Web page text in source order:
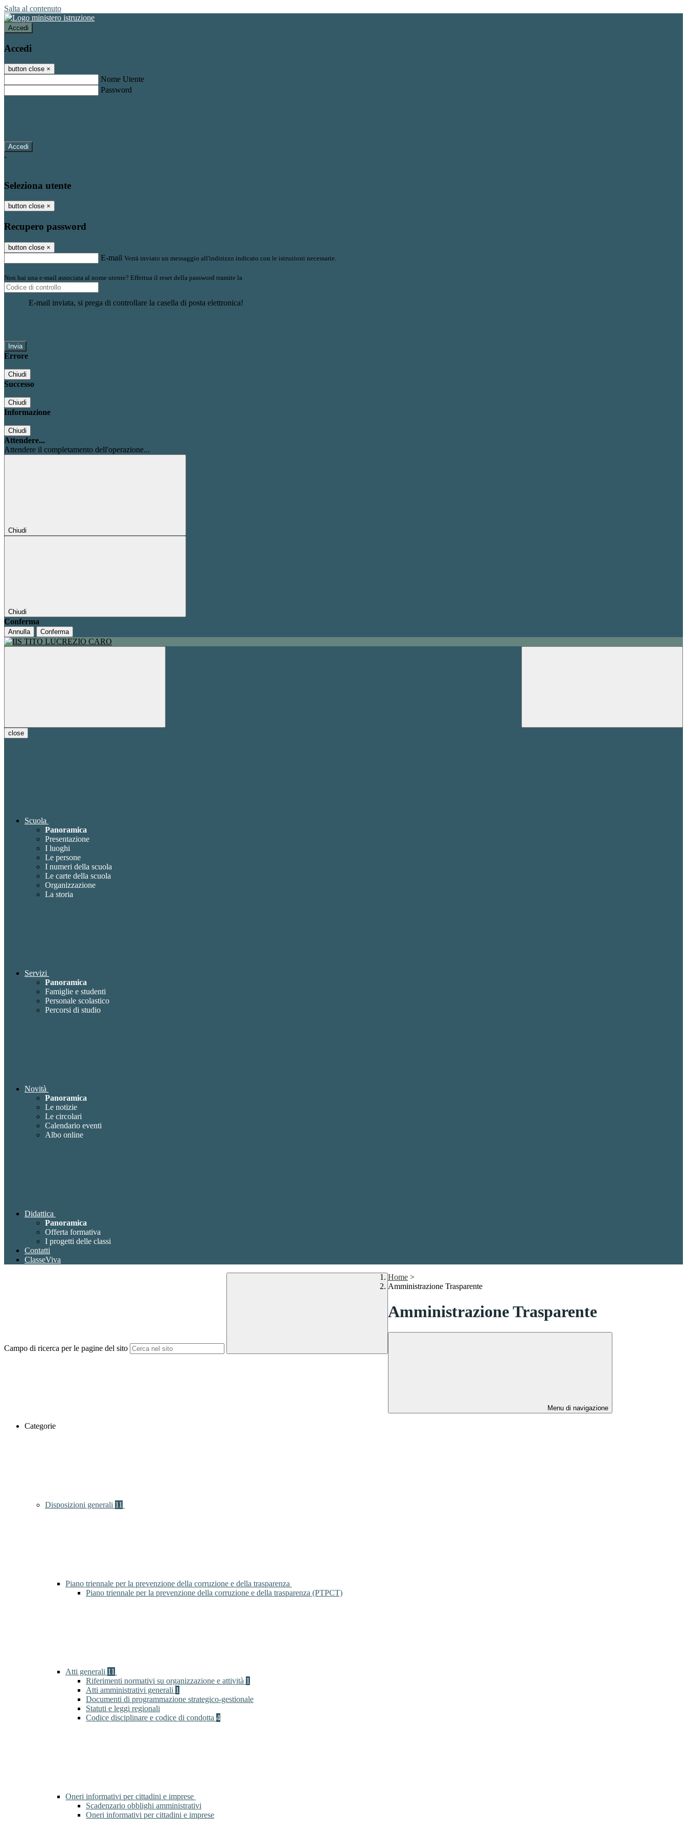
Salta al contenuto
Accedi
Accedi
button close ×
Nome Utente
Password
-
Seleziona utente
button close ×
Recupero password
button close ×
E-mail Verrà inviato un messaggio all'indirizzo indicato con le istruzioni necessarie.
Non hai una e-mail associata al nome utente? Effettua il reset della password tramite la
E-mail inviata, si prega di controllare la casella di posta elettronica!
Errore
Chiudi
Successo
Chiudi
Informazione
Chiudi
Attendere...
Attendere il completamento dell'operazione...
Chiudi
Chiudi
Conferma
Annulla Conferma
close
Scuola
Panoramica
Presentazione
I luoghi
Le persone
I numeri della scuola
Le carte della scuola
Organizzazione
La storia
Servizi
Panoramica
Famiglie e studenti
Personale scolastico
Percorsi di studio
Novità
Panoramica
Le notizie
Le circolari
Calendario eventi
Albo online
Didattica
Panoramica
Offerta formativa
I progetti delle classi
Contatti
ClasseViva
Campo di ricerca per le pagine del sito
Home >
Amministrazione Trasparente
Amministrazione Trasparente
Menu di navigazione
Categorie
Disposizioni generali 11
Piano triennale per la prevenzione della corruzione e della trasparenza
Piano triennale per la prevenzione della corruzione e della trasparenza (PTPCT)
Atti generali 11
Riferimenti normativi su organizzazione e attività 1
Atti amministrativi generali 1
Documenti di programmazione strategico-gestionale
Statuti e leggi regionali
Codice disciplinare e codice di condotta 4
Oneri informativi per cittadini e imprese
Scadenzario obblighi amministrativi
Oneri informativi per cittadini e imprese